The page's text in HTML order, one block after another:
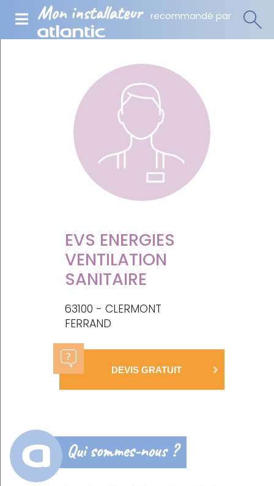
Mon installateur recommandé par
EVS ENERGIES
VENTILATION
SANITAIRE
63100 - CLERMONT
FERRAND
DEVIS GRATUIT
Qui sommes-nous ?